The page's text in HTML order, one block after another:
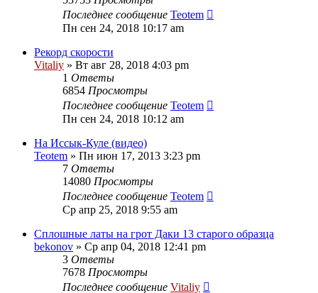
Последнее сообщение Teotem
Пн сен 24, 2018 10:17 am
Рекорд скорости
Vitaliy » Вт авг 28, 2018 4:03 pm
1 Ответы
6854 Просмотры
Последнее сообщение Teotem
Пн сен 24, 2018 10:12 am
На Иссык-Куле (видео)
Teotem » Пн июн 17, 2013 3:23 pm
7 Ответы
14080 Просмотры
Последнее сообщение Teotem
Ср апр 25, 2018 9:55 am
Сплошные латы на грот Даки 13 старого образца
bekonov » Ср апр 04, 2018 12:41 pm
3 Ответы
7678 Просмотры
Последнее сообщение Vitaliy